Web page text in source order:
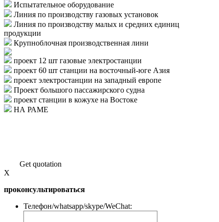
Испытательное оборудование
Линия по производству газовых установок
Линия по производству малых и средних единиц
продукции
Крупноблочная производственная лини
проект 12 шт газовые электростанции
проект 60 шт станции на восточный-юге Азия
проект электростанции на западный европе
Проект большого пассажирского судна
проект станции в кожухе на Востоке
НА РАМЕ
Get quotation
X
проконсультироваться
Телефон/whatsapp/skype/WeChat: